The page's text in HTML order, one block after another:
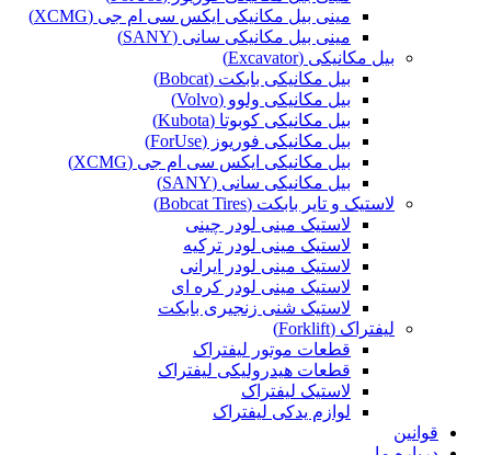
مینی بیل مکانیکی ایکس سی ام جی (XCMG)
مینی بیل مکانیکی سانی (SANY)
بیل مکانیکی (Excavator)
بیل مکانیکی بابکت (Bobcat)
بیل مکانیکی ولوو (Volvo)
بیل مکانیکی کوبوتا (Kubota)
بیل مکانیکی فوریوز (ForUse)
بیل مکانیکی ایکس سی ام جی (XCMG)
بیل مکانیکی سانی (SANY)
لاستیک و تایر بابکت (Bobcat Tires)
لاستیک مینی لودر چینی
لاستیک مینی لودر ترکیه
لاستیک مینی لودر ایرانی
لاستیک مینی لودر کره ای
لاستیک شنی زنجیری بابکت
لیفتراک (Forklift)
قطعات موتور لیفتراک
قطعات هیدرولیکی لیفتراک
لاستیک لیفتراک
لوازم یدکی لیفتراک
قوانین